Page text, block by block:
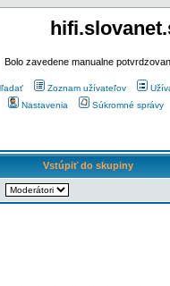
Bolo zavedene manualne
Zoznam užívateľov
Nastavenia
Súkromné správy
Vstúpiť do skupiny